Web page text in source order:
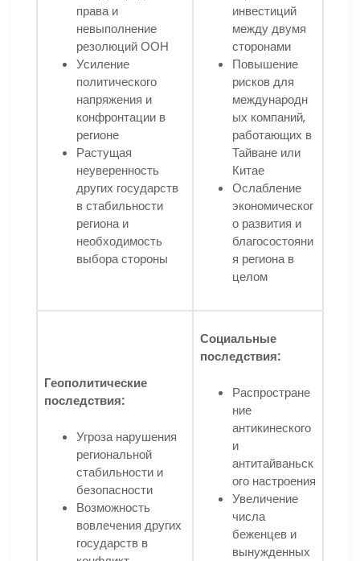
права и
невыполнение
резолюций ООН
Усиление
политического
напряжения и
конфронтации в
регионе
Растущая
неуверенность
других государств
в стабильности
региона и
необходимость
выбора стороны
инвестиций
между двумя
сторонами
Повышение
рисков для
международн
ых компаний,
работающих в
Тайване или
Китае
Ослабление
экономическог
о развития и
благосостояни
я региона в
целом
Геополитические
последствия:
Угроза нарушения
региональной
стабильности и
безопасности
Возможность
вовлечения других
государств в
Социальные
последствия:
Распростране
ние
антикинеского
и
антитайваньск
ого настроения
Увеличение
числа
беженцев и
вынужденных